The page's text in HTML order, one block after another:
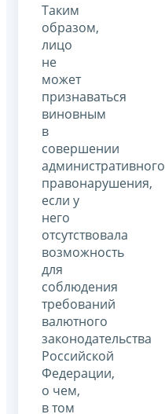
Таким
образом,
лицо
не
может
признаваться
виновным
в
совершении
административного
правонарушения,
если у
него
отсутствовала
возможность
для
соблюдения
требований
валютного
законодательства
Российской
Федерации,
о чем,
в том